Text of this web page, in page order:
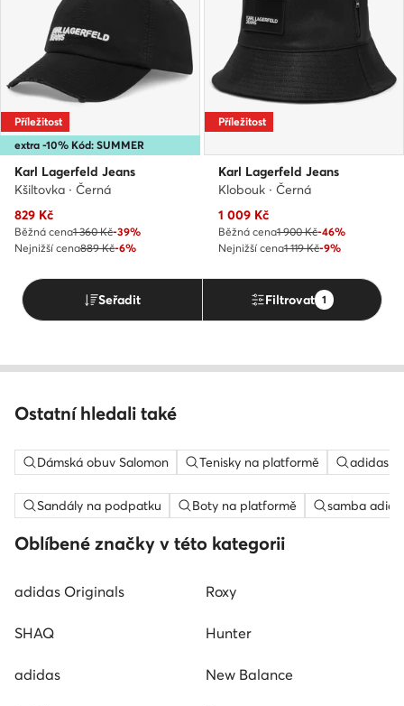
extra -10% Kód: SUMMER
Příležitost
Karl Lagerfeld Jeans
Kšiltovka · Černá
Aktuální cena
829 Kč
Běžná cena1 360 Kč-39%
Nejnižší cena889 Kč-6%
Příležitost
Karl Lagerfeld Jeans
Klobouk · Černá
Aktuální cena
1 009 Kč
Běžná cena1 900 Kč-46%
Nejnižší cena1 119 Kč-9%
Seřadit Filtrovat 1
Ostatní hledali také
Dámská obuv Salomon Tenisky na platformě adidas
Sandály na podpatku Boty na platformě samba
Oblíbené značky v této kategorii
adidas Originals Roxy
SHAQ Hunter
adidas New Balance